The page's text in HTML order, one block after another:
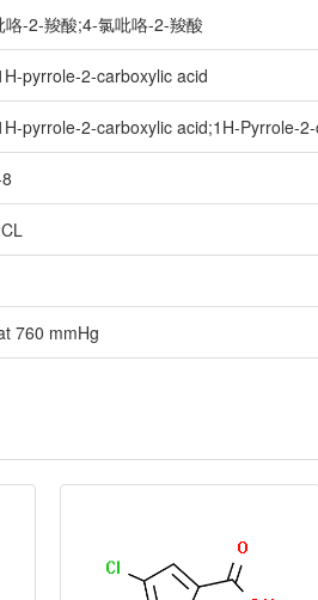
-2-羧酸;4-氯吡咯-2-羧酸
pyrrole-2-carboxylic acid
pyrrole-2-carboxylic acid;1H-Pyrrole-
760 mmHg